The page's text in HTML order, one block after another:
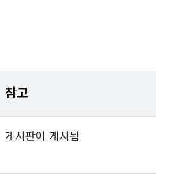
참고
게시판이 게시됨